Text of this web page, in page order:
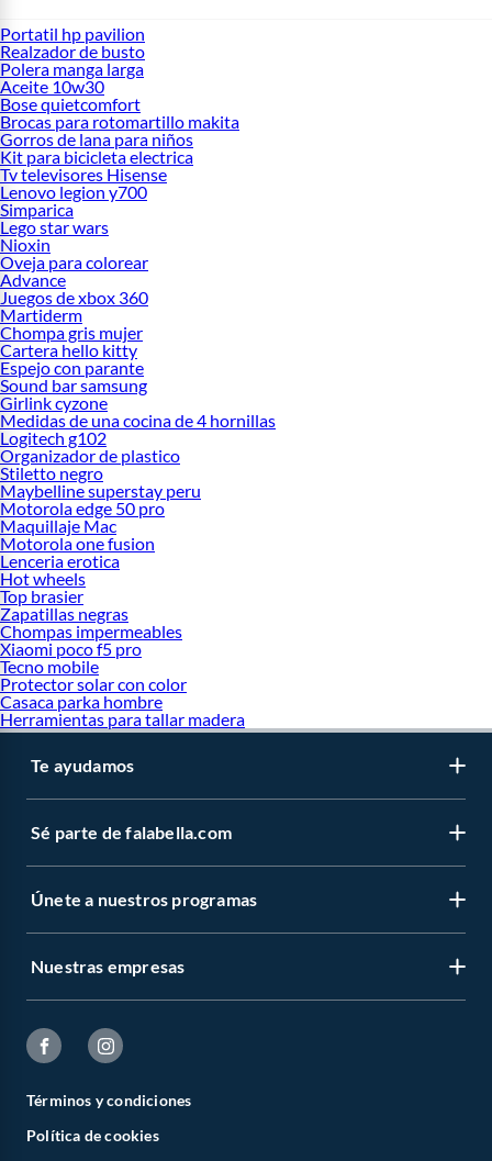
Portatil hp pavilion
Realzador de busto
Polera manga larga
Aceite 10w30
Bose quietcomfort
Brocas para rotomartillo makita
Gorros de lana para niños
Kit para bicicleta electrica
Tv televisores Hisense
Lenovo legion y700
Simparica
Lego star wars
Nioxin
Oveja para colorear
Advance
Juegos de xbox 360
Martiderm
Chompa gris mujer
Cartera hello kitty
Espejo con parante
Sound bar samsung
Girlink cyzone
Medidas de una cocina de 4 hornillas
Logitech g102
Organizador de plastico
Stiletto negro
Maybelline superstay peru
Motorola edge 50 pro
Maquillaje Mac
Motorola one fusion
Lenceria erotica
Hot wheels
Top brasier
Zapatillas negras
Chompas impermeables
Xiaomi poco f5 pro
Tecno mobile
Protector solar con color
Casaca parka hombre
Herramientas para tallar madera
Te ayudamos
Sé parte de falabella.com
Únete a nuestros programas
Nuestras empresas
Términos y condiciones
Política de cookies